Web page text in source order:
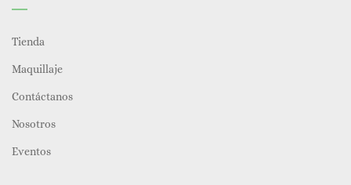
Tienda
Maquillaje
Contáctanos
Nosotros
Eventos